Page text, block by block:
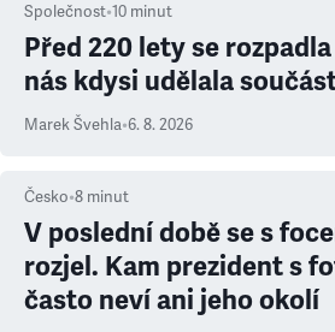
Společnost•10 minut
Před 220 lety se
nás kdysi udělala
Marek Švehla•6. 8. 2026
Česko•8 minut
V poslední době se s
rozjel. Kam prezident s
často neví ani jeho okolí